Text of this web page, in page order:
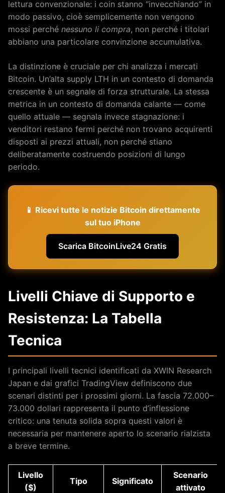
lettura convenzionale: i coin stanno “invecchiando” in
modo passivo, cioè semplicemente non vengono
mossi perché nessuno li compra, non perché i titolari
abbiano una particolare convinzione accumulativa.
La distinzione è cruciale per chi analizza i mercati
Bitcoin. Un’alta supply LTH in un contesto di domanda
crescente è un segnale di forza strutturale. La stessa
metrica in un contesto di domanda calante — come
quello attuale — segnala invece stagnazione: i
venditori restano fermi perché non trovano acquirenti
disposti ai prezzi attuali, non perché stiano
deliberatamente costruendo posizioni di lungo
periodo.
📱 Ricevi tutte le notizie Bitcoin direttamente
sul tuo iPhone
Scarica BitcoinLive24 Gratis
Livelli Chiave di Supporto e
Resistenza: La Tabella
Tecnica
I principali livelli tecnici identificati da XWIN Research
Japan e dai grafici TradingView definiscono due
scenari distinti per i prossimi giorni. La fascia 72.000–
73.000 dollari rappresenta il punto d’inflessione
critico: una tenuta solida sopra questi valori è
necessaria per mantenere aperto lo scenario rialzista
a breve termine.
Livello
($)
Tipo Significato
Scenario
attivato